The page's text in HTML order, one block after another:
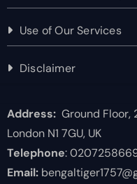
Use of Our Services
Disclaimer
Address:Ground Floor,
London N1 7GU, UK
Telephone:
Email: